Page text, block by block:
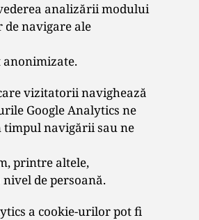
analizării modului
navigare ale
anonimizate.
vizitatorii navighează
Google Analytics ne
timpul navigării sau ne
printre altele,
de persoană.
a cookie-urilor pot fi